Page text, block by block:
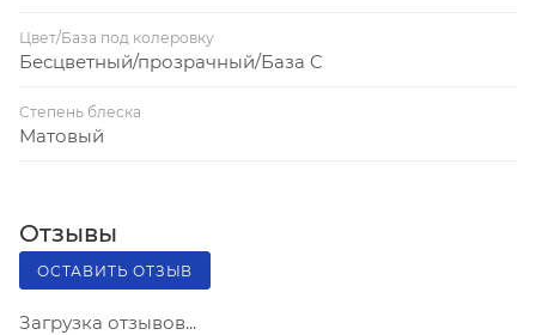
Цвет/База под колеровку
Бесцветный/прозрачный/База C
Степень блеска
Матовый
Отзывы
ОСТАВИТЬ ОТЗЫВ
Загрузка отзывов...